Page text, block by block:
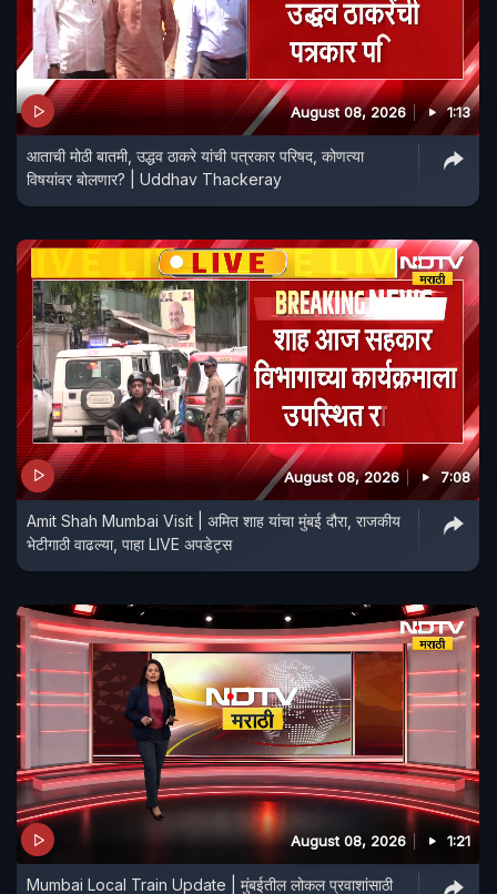
August 08, 2026 1:13
आताची मोठी बातमी, उद्धव ठाकरे यांची पत्रकार परिषद, कोणत्या
विषयांवर बोलणार? | Uddhav Thackeray
August 08, 2026 7:08
Amit Shah Mumbai Visit | अमित शाह यांचा मुंबई दौरा, राजकीय
भेटीगाठी वाढल्या, पाहा LIVE अपडेट्स
August 08, 2026 1:21
Mumbai Local Train Update | मुंबईतील लोकल प्रवाशांसाठी